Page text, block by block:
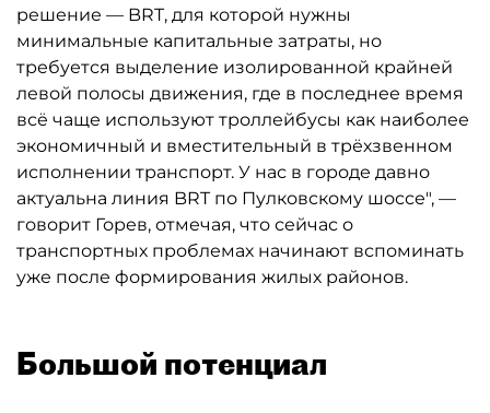
решение — BRT, для которой нужны
минимальные капитальные затраты, но
требуется выделение изолированной крайней
левой полосы движения, где в последнее время
всё чаще используют троллейбусы как наиболее
экономичный и вместительный в трёхзвенном
исполнении транспорт. У нас в городе давно
актуальна линия BRT по Пулковскому шоссе", —
говорит Горев, отмечая, что сейчас о
транспортных проблемах начинают вспоминать
уже после формирования жилых районов.
Большой потенциал